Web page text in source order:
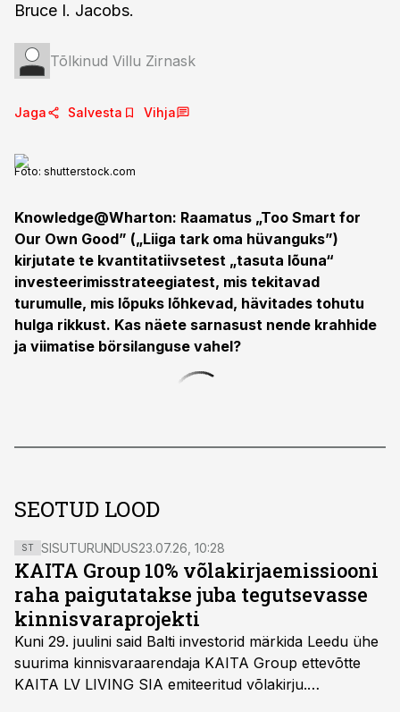
Bruce I. Jacobs.
Tõlkinud Villu Zirnask
Jaga Salvesta Vihja
Foto: shutterstock.com
Knowledge@Wharton: Raamatus „Too Smart for
Our Own Good” („Liiga tark oma hüvanguks”)
kirjutate te kvantitatiivsetest „tasuta lõuna“
investeerimisstrateegiatest, mis tekitavad
turumulle, mis lõpuks lõhkevad, hävitades tohutu
hulga rikkust. Kas näete sarnasust nende krahhide
ja viimatise börsilanguse vahel?
SEOTUD LOOD
ST SISUTURUNDUS23.07.26, 10:28
KAITA Group 10% võlakirjaemissiooni
raha paigutatakse juba tegutsevasse
kinnisvaraprojekti
Kuni 29. juulini said Balti investorid märkida Leedu ühe
suurima kinnisvaraarendaja KAITA Group ettevõtte
KAITA LV LIVING SIA emiteeritud võlakirju.